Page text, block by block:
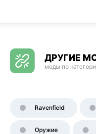
ДРУГИЕ
моды по
Ravenfield
Оружие